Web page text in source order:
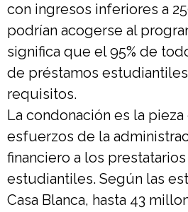
con ingresos inferiores a
podrían acogerse al
significa que el 95% de
de préstamos
requisitos.
La condonación es la
esfuerzos de la
financiero a los
estudiantiles. Según las
Casa Blanca, hasta 43